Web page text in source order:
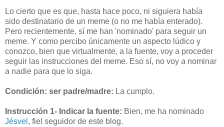
Lo cierto que es que, hasta hace poco, ni siguiera había
sido destinatario de un meme (o no me había enterado).
Pero recientemente, sí me han 'nominado' para seguir un
meme. Y como percibo únicamente un aspecto lúdico y
conozco, bien que virtualmente, a la fuente, voy a proceder
seguir las instrucciones del meme. Eso sí, no voy a nominar
a nadie para que lo siga.
Condición: ser padre/madre: La cumplo.
Instrucción 1- Indicar la fuente: Bien, me ha nominado
Jésvel , fiel seguidor de este blog.